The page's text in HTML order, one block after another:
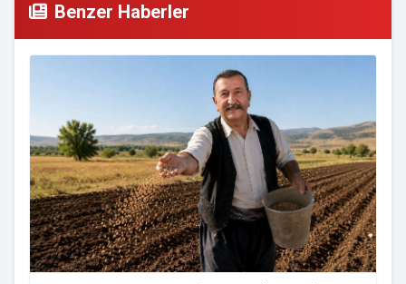
Benzer Haberler